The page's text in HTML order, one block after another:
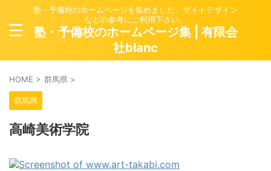
塾・予備校のホームページを集めました。サイトデザイン
などの参考にご利用下さい。
塾・予備校のホームページ集 | 有限会
社blanc
HOME > 群馬県 >
群馬県
高崎美術学院